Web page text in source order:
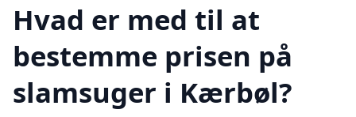
Hvad er med til at
bestemme prisen på
slamsuger i Kærbøl?